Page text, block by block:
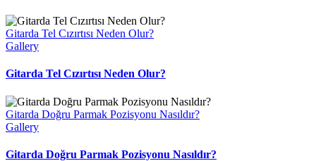
Gitarda Tel Cızırtısı Neden Olur?
Gallery
Gitarda Tel Cızırtısı Neden Olur?
Gitarda Doğru Parmak Pozisyonu Nasıldır?
Gallery
Gitarda Doğru Parmak Pozisyonu Nasıldır?